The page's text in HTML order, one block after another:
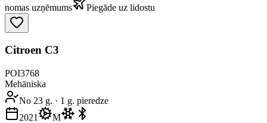
nomas uzņēmums
Piegāde uz lidostu
Citroen C3
POI3768
Mehāniska
No 23 g. · 1 g. pieredze
2021
M